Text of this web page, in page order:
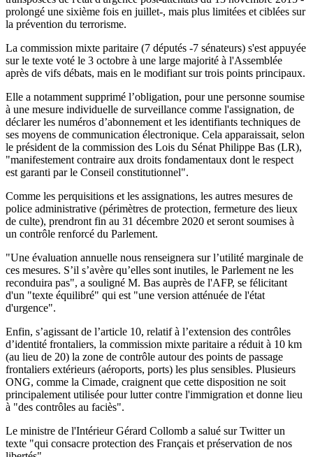
prolongé une sixième fois en juillet-, mais plus limitées et ciblées sur
la prévention du terrorisme.
La commission mixte paritaire (7 députés -7 sénateurs) s'est appuyée
sur le texte voté le 3 octobre à une large majorité à l'Assemblée
après de vifs débats, mais en le modifiant sur trois points principaux.
Elle a notamment supprimé l’obligation, pour une personne soumise
à une mesure individuelle de surveillance comme l'assignation, de
déclarer les numéros d’abonnement et les identifiants techniques de
ses moyens de communication électronique. Cela apparaissait, selon
le président de la commission des Lois du Sénat Philippe Bas (LR),
"manifestement contraire aux droits fondamentaux dont le respect
est garanti par le Conseil constitutionnel".
Comme les perquisitions et les assignations, les autres mesures de
police administrative (périmètres de protection, fermeture des lieux
de culte), prendront fin au 31 décembre 2020 et seront soumises à
un contrôle renforcé du Parlement.
"Une évaluation annuelle nous renseignera sur l’utilité marginale de
ces mesures. S’il s’avère qu’elles sont inutiles, le Parlement ne les
reconduira pas", a souligné M. Bas auprès de l'AFP, se félicitant
d'un "texte équilibré" qui est "une version atténuée de l'état
d'urgence".
Enfin, s’agissant de l’article 10, relatif à l’extension des contrôles
d’identité frontaliers, la commission mixte paritaire a réduit à 10 km
(au lieu de 20) la zone de contrôle autour des points de passage
frontaliers extérieurs (aéroports, ports) les plus sensibles. Plusieurs
ONG, comme la Cimade, craignent que cette disposition ne soit
principalement utilisée pour lutter contre l'immigration et donne lieu
à "des contrôles au faciès".
Le ministre de l'Intérieur Gérard Collomb a salué sur Twitter un
texte "qui consacre protection des Français et préservation de nos